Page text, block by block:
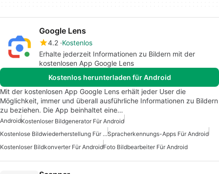
Google Lens
4.2 Kostenlos
Erhalte jederzeit Informationen zu Bildern mit der
kostenlosen App Google Lens
Kostenlos herunterladen für Android
Mit der kostenlosen App Google Lens erhält jeder User die
Möglichkeit, immer und überall ausführliche Informationen zu Bildern
zu beziehen. Die App beinhaltet eine…
AndroidKostenloser Bildgenerator Für Android
Kostenlose Bildwiederherstellung Für AndroidSpracherkennungs-Apps Für Android
Kostenloser Bildkonverter Für AndroidFoto Bildbearbeiter Für Android